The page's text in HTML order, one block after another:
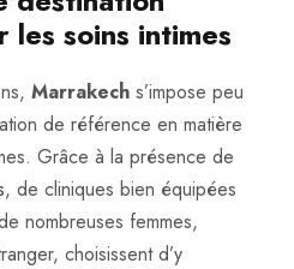
soins intimes
Marrakech s’impose peu
de référence en matière
Grâce à la présence de
, de cliniques bien équipées
nombreuses femmes,
choisissent d’y